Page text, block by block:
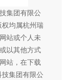
集团有限公
均属杭州瑞
站或个人未
以其他方式
站，在下载
集团有限公